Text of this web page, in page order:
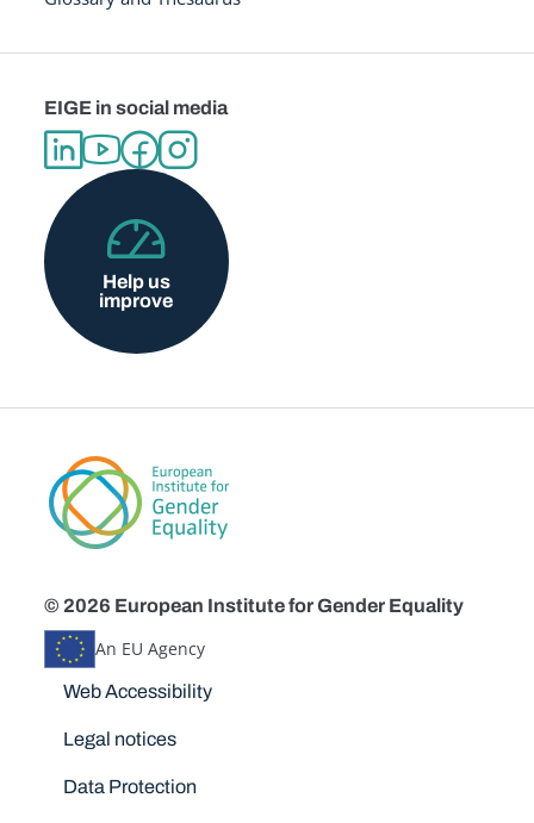
EIGE in social media
Help us
improve
© 2026 European Institute for Gender Equality
An EU Agency
Disclaimers
Web Accessibility
Legal notices
Data Protection